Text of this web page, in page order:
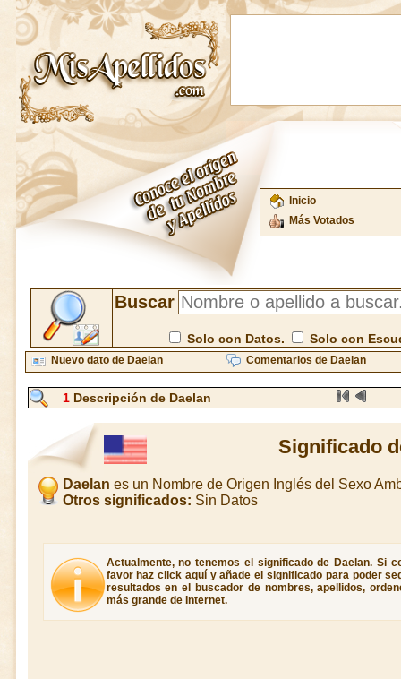
Inicio
Más Votados
Buscar
Solo con Datos. Solo con
Nuevo dato de Daelan Comentarios de Daelan
1 Descripción de Daelan
Significado
Daelan es un Nombre de Origen Inglés del Sexo
Otros significados: Sin Datos
Actualmente, no tenemos el significado de Daelan. Si
favor haz click aquí y añade el significado para poder
resultados en el buscador de nombres, apellidos,
más grande de Internet.